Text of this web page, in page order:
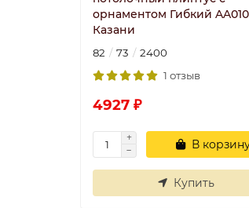
орнаментом Гибкий
Казани
82 73
2400
1 отзыв
4927 ₽
В
Купить